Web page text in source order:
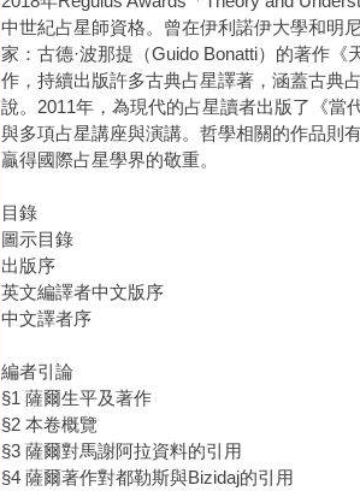
中世紀占星師資格。曾在伊利諾伊大學和明
家：古德·波那提（Guido Bonatti）的著作
作，持續出版許多古典占星譯著，涵蓋古
說。2011年，為現代的占星讀者出版了《當
與多項占星講座與演講。哲學相關的作品則
贏得國際占星學界的敬重。
目錄
圖示目錄
出版序
英文編譯者中文版序
中文譯者序
編者引論
§1 薩爾生平及著作
§2 本卷概覽
§3 薩爾對馬謝阿拉資料的引用
§4 薩爾著作對都勒斯與Bizidaj的引用